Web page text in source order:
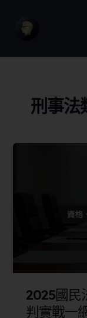
刑事法
2025國民
判實戰一